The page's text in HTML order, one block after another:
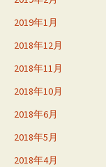
2019年1月
2018年12月
2018年11月
2018年10月
2018年6月
2018年5月
2018年4月